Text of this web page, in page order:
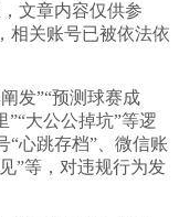
文章内容仅供参
相关账号已被依法依
发”“预测球赛成
大公公掉坑”等逻
“心跳存档”、微信账
”等，对违规行为发